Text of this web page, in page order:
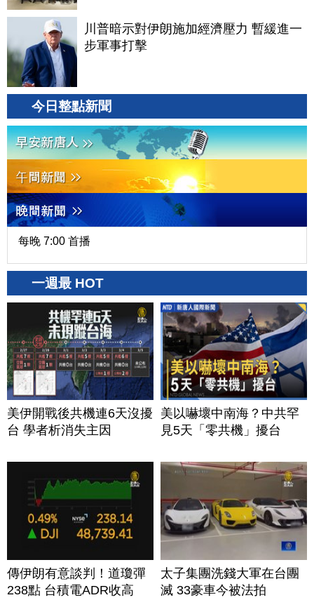
川普暗示對伊朗施加經濟壓力 暫緩進一
步軍事打擊
今日整點新聞
每晚 7:00 首播
一週最 HOT
美伊開戰後共機連6天沒擾
台 學者析消失主因
美以嚇壞中南海？中共罕
見5天「零共機」擾台
傳伊朗有意談判！道瓊彈
238點 台積電ADR收高
太子集團洗錢大軍在台團
滅 33豪車今被法拍